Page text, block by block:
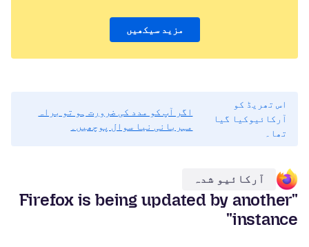
مزید سیکھیں
اس تھریڈ کو
آرکائیوکیا گیا
تھا۔
اگر آپ کو مدد کی ضرورت ہو تو براہ
مہربانی نیا سوال پوچھیں۔
آرکائیو شدہ
"Firefox is being updated by another
instance"